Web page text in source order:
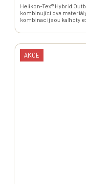
Helikon-Tex® Hybrid
kombinující dva
kombinaci jsou kalhoty
AKCE